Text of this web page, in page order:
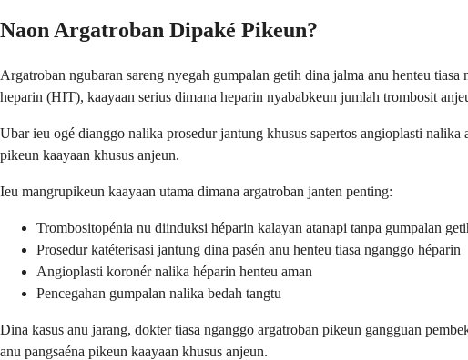
Naon Argatroban Dipaké Pikeun?
Argatroban ngubaran sareng nyegah gumpalan getih dina jalma anu henteu
heparin (HIT), kaayaan serius dimana heparin nyababkeun jumlah trombosit
Ubar ieu ogé dianggo nalika prosedur jantung khusus sapertos angioplasti
pikeun kaayaan khusus anjeun.
Ieu mangrupikeun kaayaan utama dimana argatroban janten penting:
Trombositopénia nu diinduksi héparin kalayan atanapi tanpa gumpalan
Prosedur katéterisasi jantung dina pasén anu henteu tiasa nganggo héparin
Angioplasti koronér nalika héparin henteu aman
Pencegahan gumpalan nalika bedah tangtu
Dina kasus anu jarang, dokter tiasa nganggo argatroban pikeun gangguan
anu pangsaéna pikeun kaayaan khusus anjeun.